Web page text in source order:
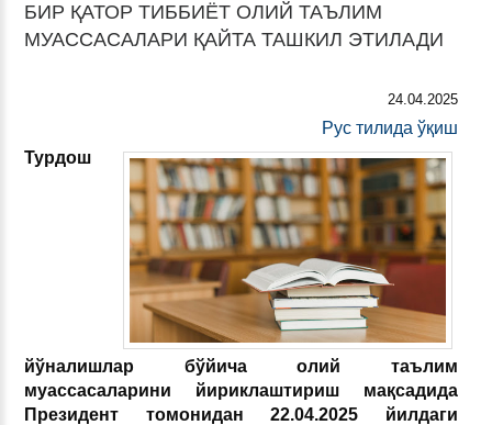
БИР ҚАТОР ТИББИЁТ ОЛИЙ ТАЪЛИМ
МУАССАСАЛАРИ ҚАЙТА ТАШКИЛ ЭТИЛАДИ
24.04.2025
Рус тилида ўқиш
Турдош
йўналишлар бўйича олийтаълим
муассасаларини йириклаштириш мақсадида
Президент томонидан 22.04.2025 йилдаги